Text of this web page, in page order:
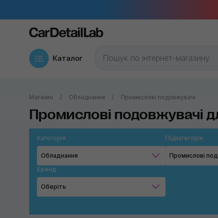
Каталог
Магазин Обладнання Промислові подовжувачі
Промислові подовжувачі
Категорія
Обладнання
Підкатегорія
Промислові
Бренд
Оберіть